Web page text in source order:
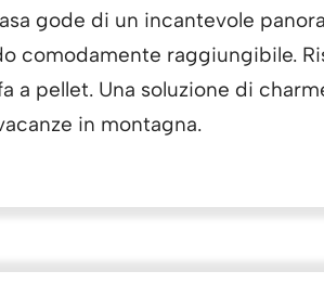
gode di un incantevole
comodamente raggiungibile.
a pellet. Una soluzione di
in montagna.